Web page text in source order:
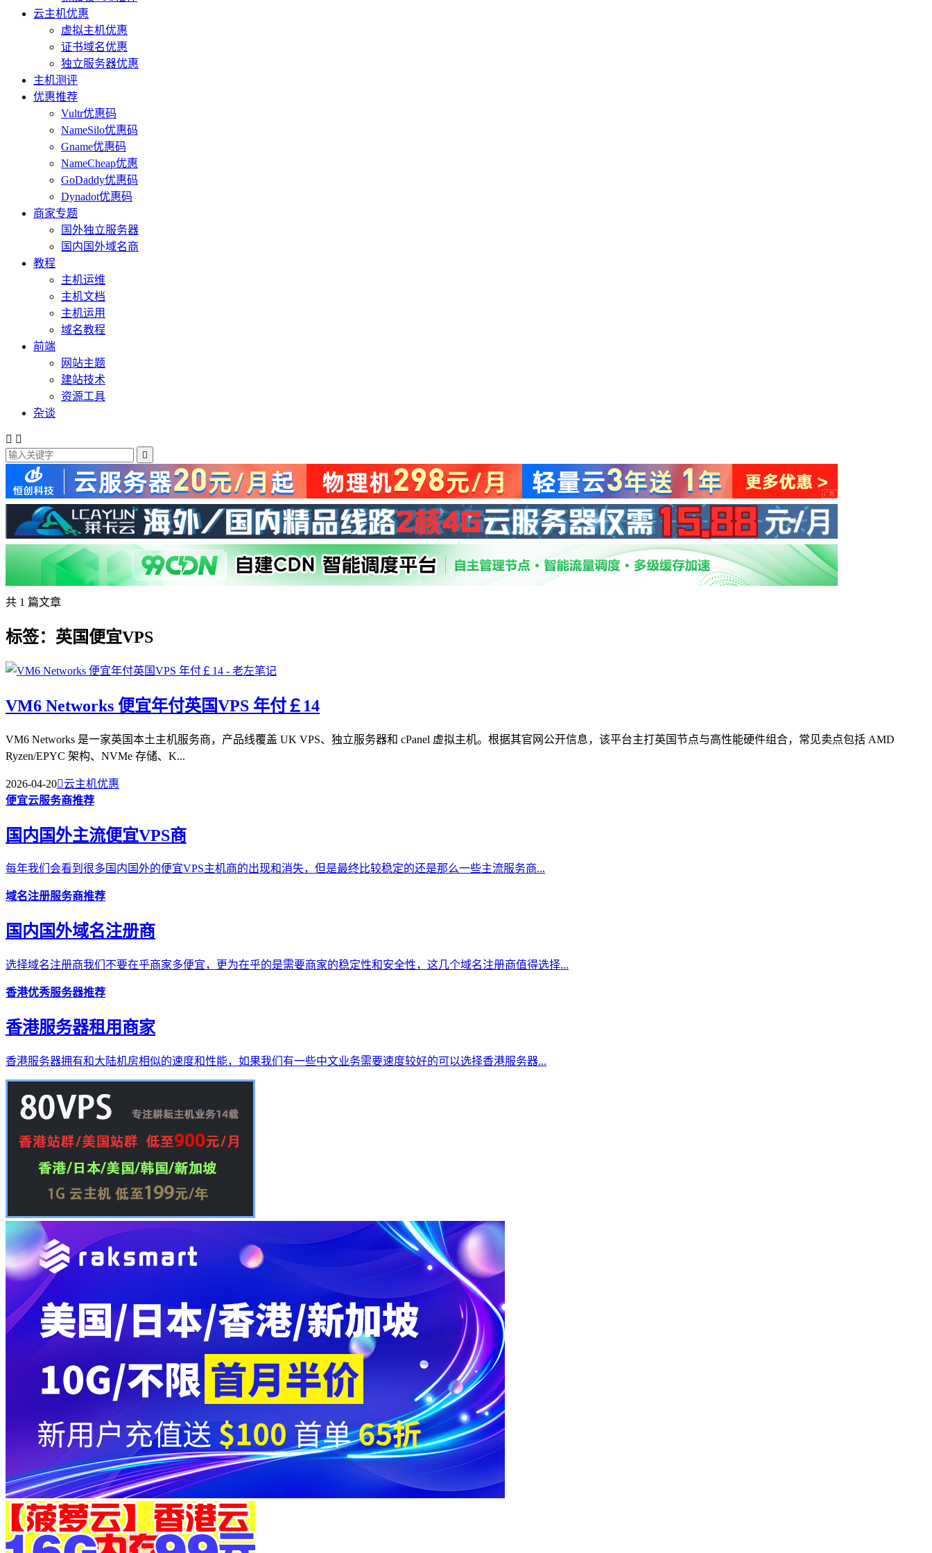
云主机优惠
虚拟主机优惠
证书域名优惠
独立服务器优惠
主机测评
优惠推荐
Vultr优惠码
NameSilo优惠码
Gname优惠码
NameCheap优惠
GoDaddy优惠码
Dynadot优惠码
商家专题
国外独立服务器
国内国外域名商
教程
主机运维
主机文档
主机运用
域名教程
前端
网站主题
建站技术
资源工具
杂谈
 

共 1 篇文章
标签：英国便宜VPS
VM6 Networks 便宜年付英国VPS 年付￡14
VM6 Networks 是一家英国本土主机服务商，产品线覆盖 UK VPS、独立服务器和 cPanel 虚拟主机。根据其官网公开信息，该平台主打英国节点与高性能硬件组合，常见卖点包括 AMD
Ryzen/EPYC 架构、NVMe 存储、K...
2026-04-20云主机优惠
便宜云服务商推荐
国内国外主流便宜VPS商
每年我们会看到很多国内国外的便宜VPS主机商的出现和消失，但是最终比较稳定的还是那么一些主流服务商...
域名注册服务商推荐
国内国外域名注册商
选择域名注册商我们不要在乎商家多便宜，更为在乎的是需要商家的稳定性和安全性，这几个域名注册商值得选择...
香港优秀服务器推荐
香港服务器租用商家
香港服务器拥有和大陆机房相似的速度和性能，如果我们有一些中文业务需要速度较好的可以选择香港服务器...